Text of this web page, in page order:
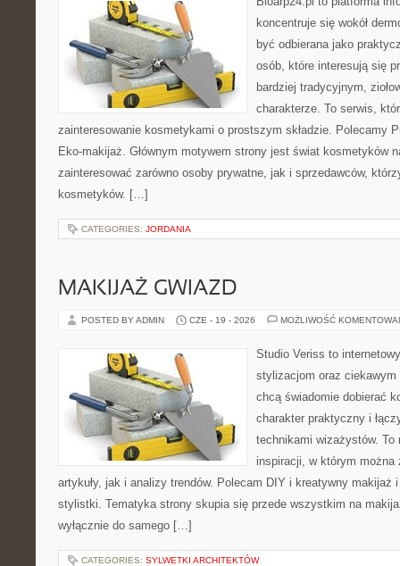
koncentruje się wokół
być odbierana jako
osób, które interesują się
bardziej tradycyjnym,
charakterze. To serwis,
zainteresowanie kosmetykami o prostszym składzie. Polecamy
Eko-makijaż. Głównym motywem strony jest świat kosmetyków
zainteresować zarówno osoby prywatne, jak i sprzedawców,
kosmetyków. […]
CATEGORIES: JORDANIA
MAKIJAŻ GWIAZD
POSTED BY ADMIN CZE - 19 - 2026 MOŻLIWOŚĆ
Studio Veriss to
stylizacjom oraz ciekawym
chcą świadomie dobierać
charakter praktyczny i
technikami wizażystów. To
inspiracji, w którym
artykuły, jak i analizy trendów. Polecam DIY i kreatywny makijaż
stylistki. Tematyka strony skupia się przede wszystkim na
wyłącznie do samego […]
CATEGORIES: SYLWETKI ARCHITEKTÓW